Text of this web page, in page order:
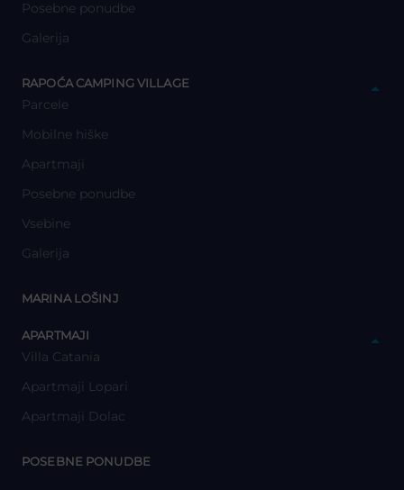
Posebne ponudbe
Galerija
RAPOĆA CAMPING VILLAGE
Parcele
Mobilne hiške
Apartmaji
Posebne ponudbe
Vsebine
Galerija
MARINA LOŠINJ
APARTMAJI
Villa Catania
Apartmaji Lopari
Apartmaji Dolac
POSEBNE PONUDBE